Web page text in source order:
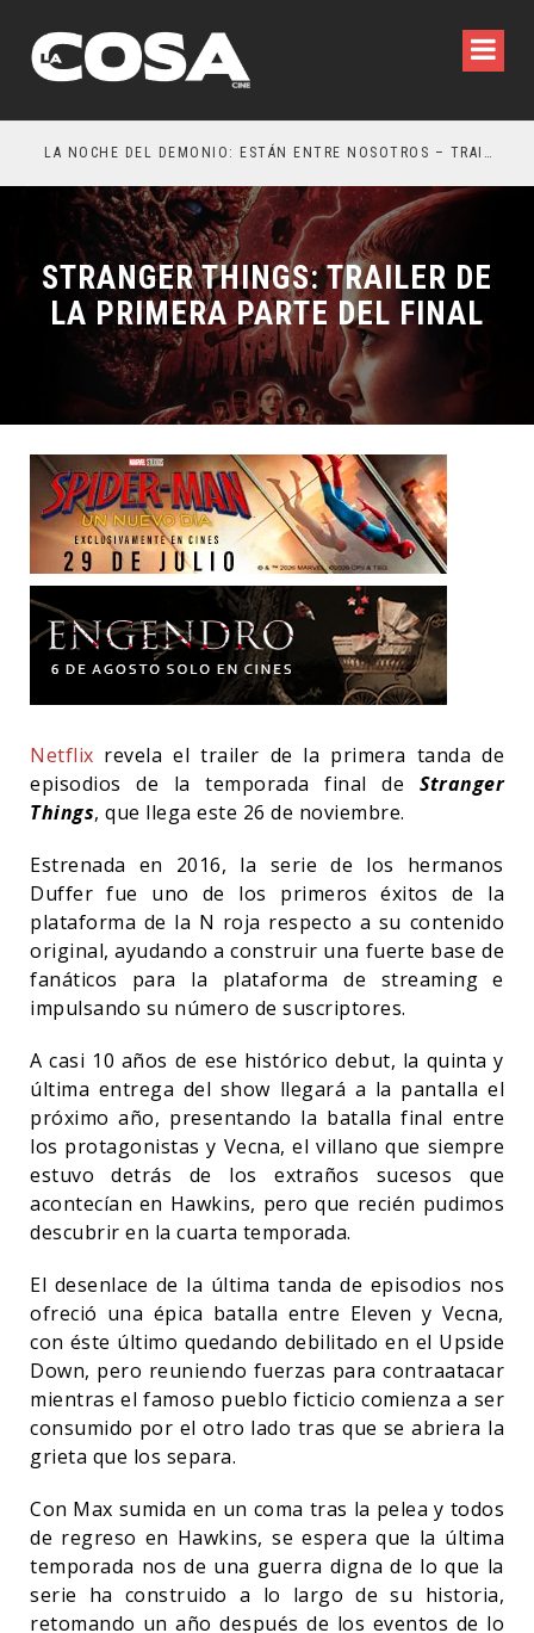
LA NOCHE DEL DEMONIO: ESTÁN ENTRE NOSOTROS – TRAILER FINAL
STRANGER THINGS: TRAILER DE
LA PRIMERA PARTE DEL FINAL
Netflix revela el trailer de la primera tanda de
episodios de la temporada final de Stranger
Things, que llega este 26 de noviembre.
Estrenada en 2016, la serie de los hermanos
Duffer fue uno de los primeros éxitos de la
plataforma de la N roja respecto a su contenido
original, ayudando a construir una fuerte base de
fanáticos para la plataforma de streaming e
impulsando su número de suscriptores.
A casi 10 años de ese histórico debut, la quinta y
última entrega del show llegará a la pantalla el
próximo año, presentando la batalla final entre
los protagonistas y Vecna, el villano que siempre
estuvo detrás de los extraños sucesos que
acontecían en Hawkins, pero que recién pudimos
descubrir en la cuarta temporada.
El desenlace de la última tanda de episodios nos
ofreció una épica batalla entre Eleven y Vecna,
con éste último quedando debilitado en el Upside
Down, pero reuniendo fuerzas para contraatacar
mientras el famoso pueblo ficticio comienza a ser
consumido por el otro lado tras que se abriera la
grieta que los separa.
Con Max sumida en un coma tras la pelea y todos
de regreso en Hawkins, se espera que la última
temporada nos de una guerra digna de lo que la
serie ha construido a lo largo de su historia,
retomando un año después de los eventos de lo